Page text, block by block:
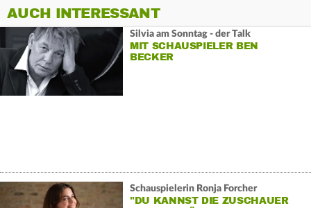
AUCH INTERESSANT
Silvia am Sonntag - der Talk
MIT SCHAUSPIELER BEN
BECKER
Schauspielerin Ronja Forcher
"DU KANNST DIE ZUSCHAUER